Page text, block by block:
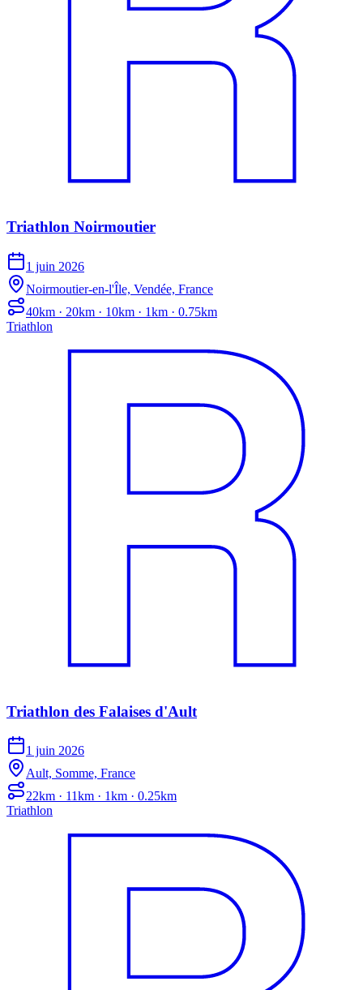
Triathlon Noirmoutier
1 juin 2026
Noirmoutier-en-l'Île, Vendée, France
40km · 20km · 10km · 1km · 0.75km
Triathlon
Triathlon des Falaises d'Ault
1 juin 2026
Ault, Somme, France
22km · 11km · 1km · 0.25km
Triathlon